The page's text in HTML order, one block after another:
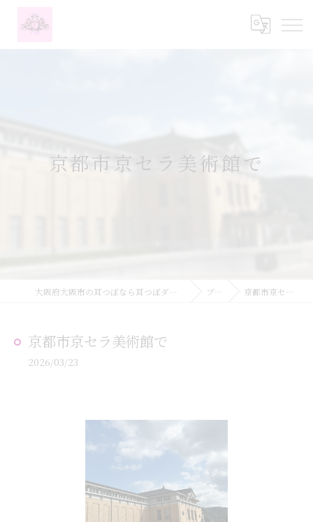
京都市京セラ美術館で
大阪府大阪市の耳つぼなら耳つぼダイエットサロンふーみん ブログ 京都市京セラ美術館で
京都市京セラ美術館で
2026/03/23